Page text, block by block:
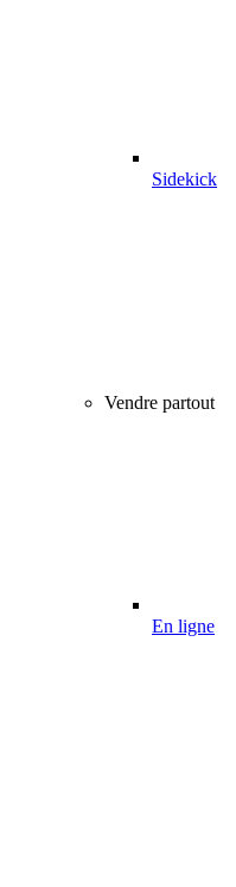
Sidekick
Vendre partout
En ligne